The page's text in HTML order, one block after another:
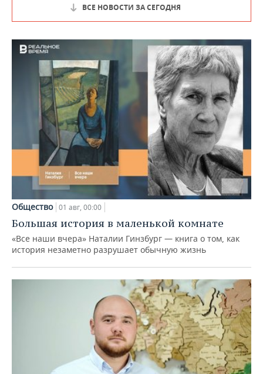
ВСЕ НОВОСТИ ЗА СЕГОДНЯ
Общество 01 авг, 00:00
Большая история в маленькой комнате
«Все наши вчера» Наталии Гинзбург — книга о том, как
история незаметно разрушает обычную жизнь